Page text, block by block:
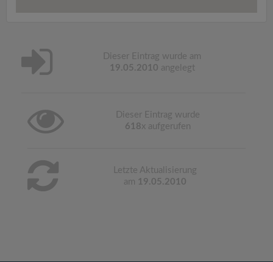
Dieser Eintrag wurde am
19.05.2010 angelegt
Dieser Eintrag wurde
618x aufgerufen
Letzte Aktualisierung
am 19.05.2010